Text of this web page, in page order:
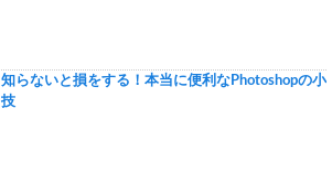
知らないと損をする！本当に便利なPhotoshopの小
技